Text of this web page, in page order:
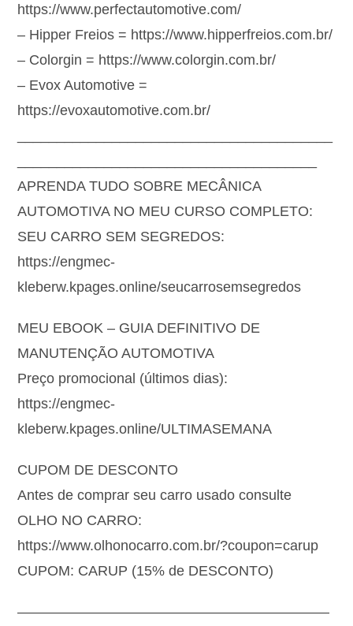
https://www.perfectautomotive.com/
– Hipper Freios = https://www.hipperfreios.com.br/
– Colorgin = https://www.colorgin.com.br/
– Evox Automotive =
https://evoxautomotive.com.br/
APRENDA TUDO SOBRE MECÂNICA
AUTOMOTIVA NO MEU CURSO COMPLETO:
SEU CARRO SEM SEGREDOS:
https://engmec-
kleberw.kpages.online/seucarrosemsegredos
MEU EBOOK – GUIA DEFINITIVO DE
MANUTENÇÃO AUTOMOTIVA
Preço promocional (últimos dias):
https://engmec-
kleberw.kpages.online/ULTIMASEMANA
CUPOM DE DESCONTO
Antes de comprar seu carro usado consulte
OLHO NO CARRO:
https://www.olhonocarro.com.br/?coupon=carup
CUPOM: CARUP (15% de DESCONTO)
——————————————————————